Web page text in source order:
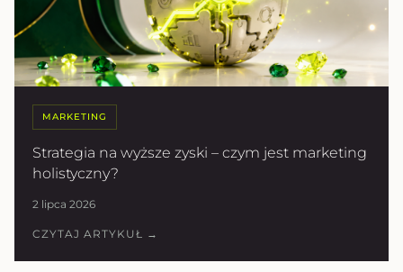
MARKETING
Strategia na wyższe zyski – czym jest marketing
holistyczny?
2 lipca 2026
CZYTAJ ARTYKUŁ →